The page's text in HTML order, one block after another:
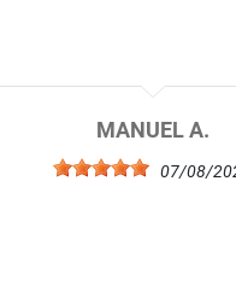
MANUEL A.
07/08/